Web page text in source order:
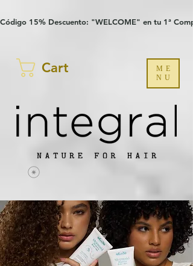
Código 15% Descuento: "WELCOME" en tu 1ª
Cart
ME
NU